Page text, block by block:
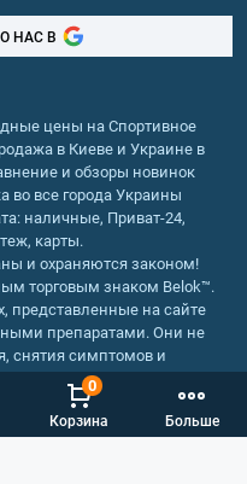
Корзина
0
Больше
НАС В
цены на Спортивное
в Киеве и Украине в
и обзоры новинок
во все города Украины
наличные, Приват-24,
карты.
и охраняются законом!
торговым знаком Belok™.
представленные на сайте
препаратами. Они не
снятия симптомов и
магазин спортивного